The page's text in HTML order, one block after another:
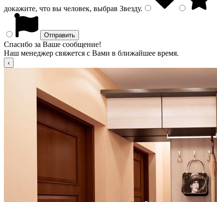
докажите, что вы человек, выбрав Звезду.
Спасибо за Ваше сообщение!
Наш менеджер свяжется с Вами в ближайшее время.